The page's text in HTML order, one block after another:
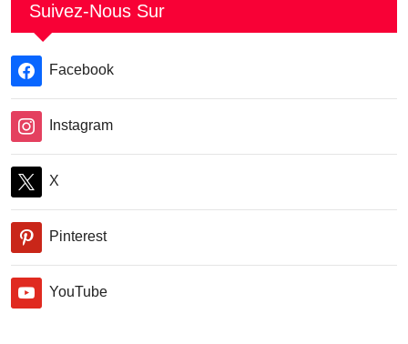
Suivez-Nous Sur
Facebook
Instagram
X
Pinterest
YouTube